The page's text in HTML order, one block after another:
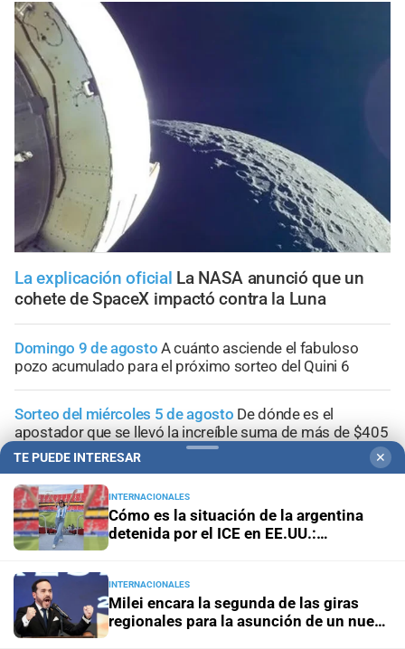
La explicación oficial La NASA anunció que un
cohete de SpaceX impactó contra la Luna
Domingo 9 de agosto A cuánto asciende el fabuloso
pozo acumulado para el próximo sorteo del Quini 6
Sorteo del miércoles 5 de agosto De dónde es el
apostador que se llevó la increíble suma de más de $405
millones en el Quini 6
Sorteo del miércoles 5 agosto
números favorecidos
humanizar el futuro
TE PUEDE INTERESAR ✕
INTERNACIONALES
Cómo es la situación de la argentina
detenida por el ICE en EE.UU.:
INTERNACIONALES
Milei encara la segunda de las giras
regionales para la asunción de un nuevo